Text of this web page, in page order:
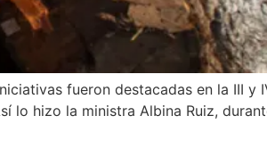
fueron destacadas en la III y
lo hizo la ministra Albina Ruiz,